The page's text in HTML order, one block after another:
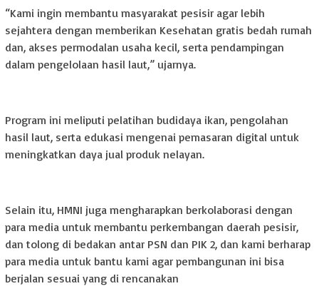
“Kami ingin membantu masyarakat pesisir agar lebih
sejahtera dengan memberikan Kesehatan gratis bedah rumah
dan, akses permodalan usaha kecil, serta pendampingan
dalam pengelolaan hasil laut,” ujarnya.
Program ini meliputi pelatihan budidaya ikan, pengolahan
hasil laut, serta edukasi mengenai pemasaran digital untuk
meningkatkan daya jual produk nelayan.
Selain itu, HMNI juga mengharapkan berkolaborasi dengan
para media untuk membantu perkembangan daerah pesisir,
dan tolong di bedakan antar PSN dan PIK 2, dan kami berharap
para media untuk bantu kami agar pembangunan ini bisa
berjalan sesuai yang di rencanakan